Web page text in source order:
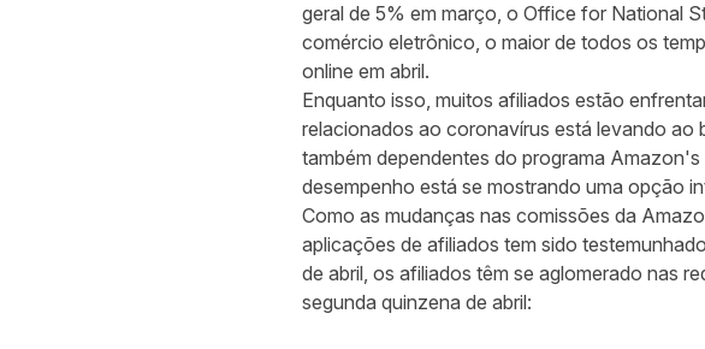
geral de 5% em março, o Office for National
comércio eletrônico, o maior de todos os
online em abril.
Enquanto isso, muitos afiliados estão
relacionados ao coronavírus está levando ao
também dependentes do programa
desempenho está se mostrando uma opção
Como as mudanças nas comissões da
aplicações de afiliados tem sido
de abril, os afiliados têm se aglomerado nas
segunda quinzena de abril: